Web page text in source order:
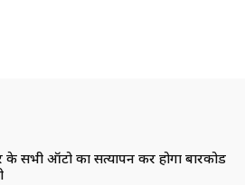
के सभी ऑटो का सत्यापन कर होगा बारकोड